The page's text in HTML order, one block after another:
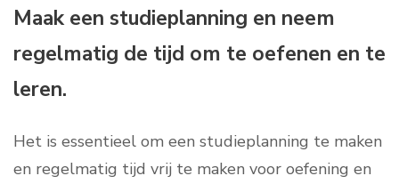
Maak een studieplanning en neem
regelmatig de tijd om te oefenen en te
leren.
Het is essentieel om een studieplanning te maken
en regelmatig tijd vrij te maken voor oefening en